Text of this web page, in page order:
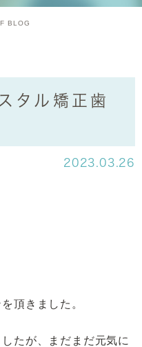
BLOG
タル矯正歯
2023.03.26
頂きました。
たが、まだまだ元気に